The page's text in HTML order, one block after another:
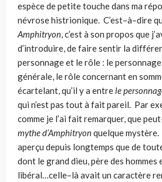
espèce de petite touche dans ma
névrose histrionique. C’est–à–dire
Amphitryon, c’est à son propos que
d’introduire, de faire sentir la
personnage et le rôle : le
générale, le rôle concernant en
écartelant, qu’il y a entrele
qui n’est pas tout à fait pareil. Par
comme je l’ai fait remarquer, que
mythe d’Amphitryonquelque
aperçu depuis long­temps que de
dont le grand dieu, père des hommes
libéral…celle–là avait un caractère